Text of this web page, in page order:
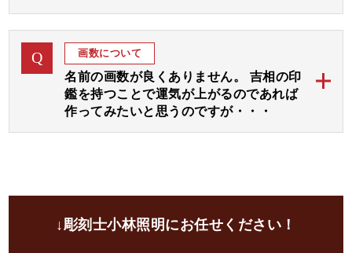
作り致します。
A
気を拝見して八方位に広がりますよう文字入れ致しま
す。
その後、選んでいただいた３つの運気部分をさらに強
調してお入れいたします。
Q 画数について
名前の画数が良くありません。 吉相の印
鑑を持つことで運気が上がるのであれば
作ってみたいと思うのですが・・・
ご印鑑にて画数を吉に変更して、さらにご希望の運気
↓彫刻士小林照明にお任せください！